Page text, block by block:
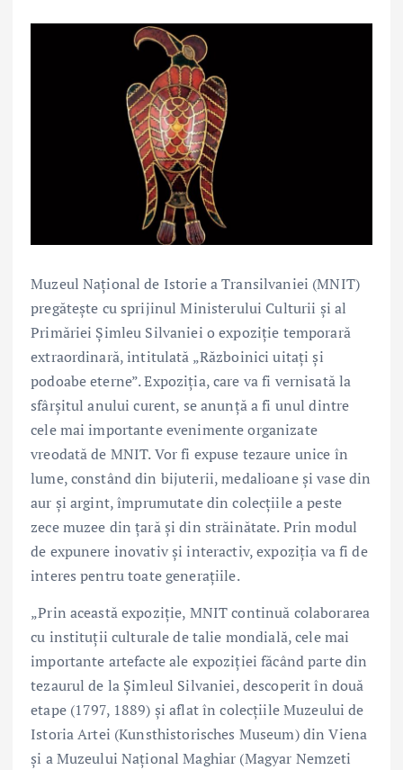
Muzeul Național de Istorie a Transilvaniei (MNIT)
pregătește cu sprijinul Ministerului Culturii și al
Primăriei Șimleu Silvaniei o expoziție temporară
extraordinară, intitulată „Războinici uitați și
podoabe eterne”. Expoziția, care va fi vernisată la
sfârșitul anului curent, se anunță a fi unul dintre
cele mai importante evenimente organizate
vreodată de MNIT. Vor fi expuse tezaure unice în
lume, constând din bijuterii, medalioane și vase din
aur și argint, împrumutate din colecțiile a peste
zece muzee din țară și din străinătate. Prin modul
de expunere inovativ și interactiv, expoziția va fi de
interes pentru toate generațiile.
„Prin această expoziție, MNIT continuă colaborarea
cu instituții culturale de talie mondială, cele mai
importante artefacte ale expoziției făcând parte din
tezaurul de la Șimleul Silvaniei, descoperit în două
etape (1797, 1889) și aflat în colecțiile Muzeului de
Istoria Artei (Kunsthistorisches Museum) din Viena
și a Muzeului Național Maghiar (Magyar Nemzeti